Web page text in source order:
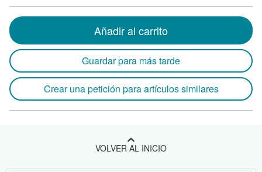
Añadir al carrito
Guardar para más tarde
Crear una petición para artículos similares
VOLVER AL INICIO